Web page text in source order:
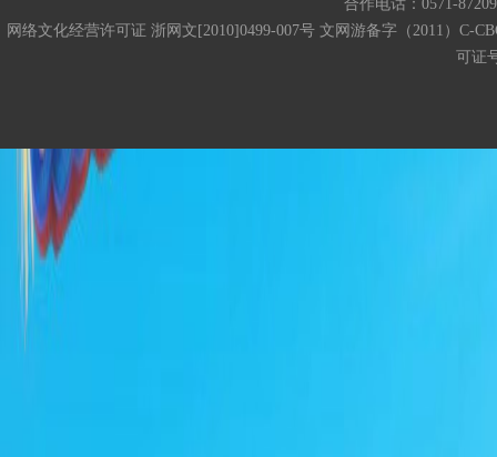
合作电话：0571-
网络文化经营许可证 浙网文[2010]0499-007号 文网游备字（2011）C-
可证